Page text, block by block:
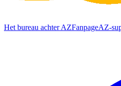
Het bureau achter AZFanpageAZ-